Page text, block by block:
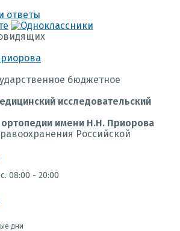
ответы
бюджетное
исследовательский
ортопедии имени Н.Н. Приорова
Российской
08:00 - 20:00
дни